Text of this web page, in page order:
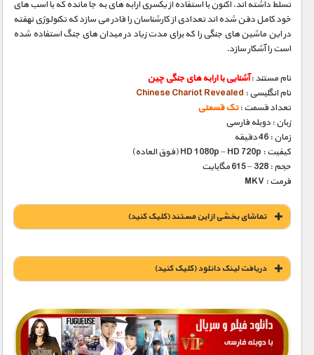
تسلط داشته اند. اکنون با استفاده از یکسری ارابه های به جا مانده که با اسب های
خود کامل دفن شده اند تعدادی از کارشناسان را قادر می سازد که تکنولوژی نهفته
در این ماشین های جنگی را که برای مدت زیاد در میدان های جنگ استفاده شده
است را آشکار سازد.
نام مستند :آشنایی با ارابه های جنگی چین
نام انگلیسی : Chinese Chariot Revealed
تعداد قسمت :تک قسمتی
زبان : دوبله فارسی
زمان : 46 دقیقه
کیفیت : HD 1080p – HD 720p (فوق العاده)
حجم : 328 – 615 مگابایت
فرمت : MKV
تماشای بخشی از این مستند (کلیک کنید)
دریافت لينک دانلود (کليک کنيد)
1900 تومان – خريد لينک دانلود (افزودن به سبد خريد)